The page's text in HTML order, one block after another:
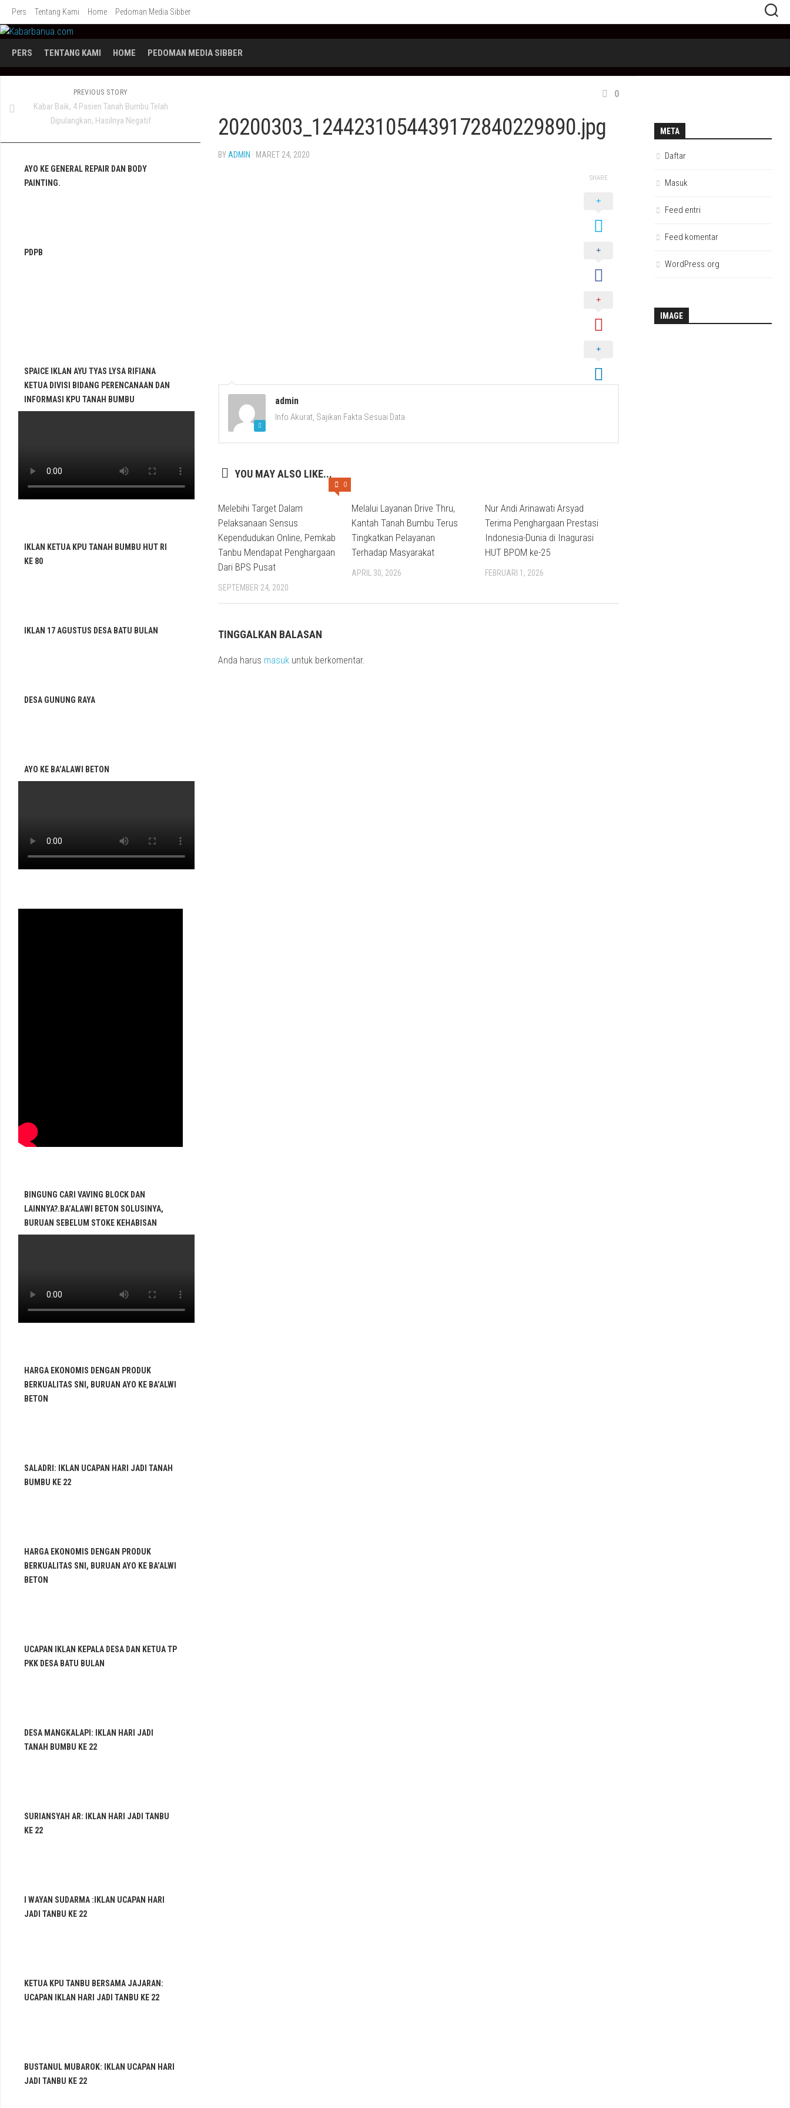
Skip
content
Pers Tentang Kami Home Pedoman Media Sibber
PERS TENTANG KAMI HOME PEDOMAN MEDIA SIBBER
0
20200303_1244231054439172840229890.jpg
BY ADMIN · MARET 24, 2020
SHARE
admin
Info Akurat, Sajikan Fakta Sesuai Data
YOU MAY ALSO LIKE...
0
Melebihi Target Dalam
Pelaksanaan Sensus
Kependudukan Online, Pemkab
Tanbu Mendapat Penghargaan
Dari BPS Pusat
SEPTEMBER 24, 2020
Melalui Layanan Drive Thru,
Kantah Tanah Bumbu Terus
Tingkatkan Pelayanan
Terhadap Masyarakat
APRIL 30, 2026
Nur Andi Arinawati Arsyad
Terima Penghargaan Prestasi
Indonesia-Dunia di Inagurasi
HUT BPOM ke-25
FEBRUARI 1, 2026
TINGGALKAN BALASAN
Anda harus masuk untuk berkomentar.
PREVIOUS STORY
Kabar Baik, 4 Pasien Tanah Bumbu Telah
Dipulangkan, Hasilnya Negatif
AYO KE GENERAL REPAIR DAN BODY
PAINTING.
PDPB
SPAICE IKLAN AYU TYAS LYSA RIFIANA
KETUA DIVISI BIDANG PERENCANAAN DAN
INFORMASI KPU TANAH BUMBU
IKLAN KETUA KPU TANAH BUMBU HUT RI
KE 80
IKLAN 17 AGUSTUS DESA BATU BULAN
DESA GUNUNG RAYA
AYO KE BA’ALAWI BETON
BINGUNG CARI VAVING BLOCK DAN
LAINNYA?.BA’ALAWI BETON SOLUSINYA,
BURUAN SEBELUM STOKE KEHABISAN
HARGA EKONOMIS DENGAN PRODUK
BERKUALITAS SNI, BURUAN AYO KE BA’ALWI
BETON
SALADRI: IKLAN UCAPAN HARI JADI TANAH
BUMBU KE 22
HARGA EKONOMIS DENGAN PRODUK
BERKUALITAS SNI, BURUAN AYO KE BA’ALWI
BETON
UCAPAN IKLAN KEPALA DESA DAN KETUA TP
PKK DESA BATU BULAN
DESA MANGKALAPI: IKLAN HARI JADI
TANAH BUMBU KE 22
SURIANSYAH AR: IKLAN HARI JADI TANBU
KE 22
I WAYAN SUDARMA :IKLAN UCAPAN HARI
JADI TANBU KE 22
KETUA KPU TANBU BERSAMA JAJARAN:
UCAPAN IKLAN HARI JADI TANBU KE 22
BUSTANUL MUBAROK: IKLAN UCAPAN HARI
JADI TANBU KE 22
META
Daftar
Masuk
Feed entri
Feed komentar
WordPress.org
IMAGE